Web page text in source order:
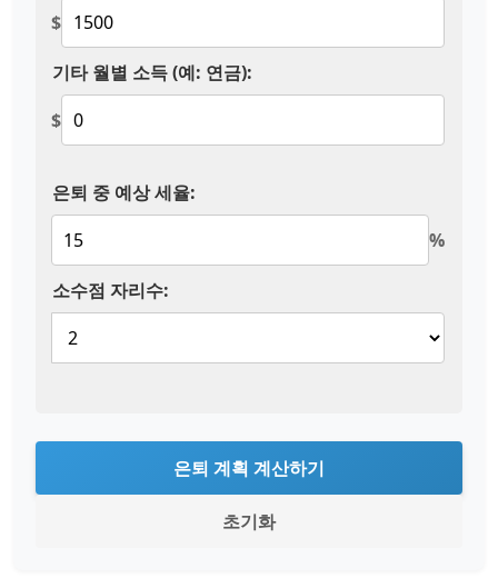
$
기타 월별 소득 (예: 연금):
$
은퇴 중 예상 세율:
%
소수점 자리수:
은퇴 계획 계산하기
초기화